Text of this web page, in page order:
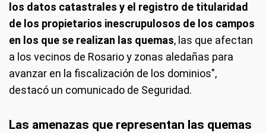
los datos catastrales y el registro de titularidad
de los propietarios inescrupulosos de los campos
en los que se realizan las quemas, las que afectan
a los vecinos de Rosario y zonas aledañas para
avanzar en la fiscalización de los dominios",
destacó un comunicado de Seguridad.
Las amenazas que representan las quemas